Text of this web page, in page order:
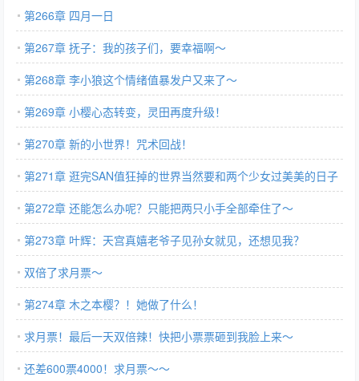
第266章 四月一日
第267章 抚子：我的孩子们，要幸福啊～
第268章 李小狼这个情绪值暴发户又来了～
第269章 小樱心态转变，灵田再度升级！
第270章 新的小世界！咒术回战！
第271章 逛完SAN值狂掉的世界当然要和两个少女过美美的日子
了～
第272章 还能怎么办呢？只能把两只小手全部牵住了～
第273章 叶辉：天宫真嬉老爷子见孙女就见，还想见我？
双倍了求月票～
第274章 木之本樱？！她做了什么！
求月票！最后一天双倍辣！快把小票票砸到我脸上来～
还差600票4000！求月票～～